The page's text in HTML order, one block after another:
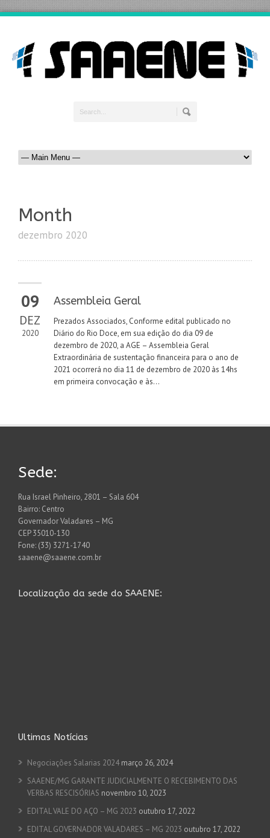
Month
dezembro 2020
09
DEZ
2020
Assembleia Geral
Prezados Associados, Conforme edital publicado no
Diário do Rio Doce, em sua edição do dia 09 de
dezembro de 2020, a AGE – Assembleia Geral
Extraordinária de sustentação financeira para o ano de
2021 ocorrerá no dia 11 de dezembro de 2020 às 14hs
em primeira convocação e às...
Sede:
Rua Israel Pinheiro, 2801 – Sala 604
Bairro: Centro
Governador Valadares – MG
CEP 35010-130
Fone: (33) 3271-1740
saaene@saaene.com.br
Localização da sede do SAAENE:
Ultimas Notícias
Negociações Salarias 2024 março 26, 2024
SAAENE/MG GARANTE JUDICIALMENTE O RECEBIMENTO DAS
VERBAS RESCISÓRIAS novembro 10, 2023
EDITAL VALE DO AÇO – MG 2023 outubro 17, 2022
EDITAL GOVERNADOR VALADARES – MG 2023 outubro 17, 2022